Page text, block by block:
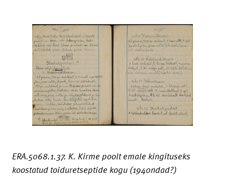
ERA.5068.1.37. K. Kirme poolt emale kingituseks
koostatud toiduretseptide kogu (1940ndad?)